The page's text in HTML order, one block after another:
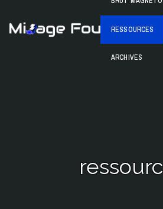
content
Mixage FouRESSOURCES
ARCHIVES